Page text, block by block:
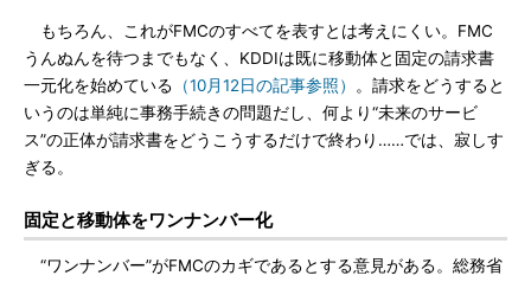
もちろん、これがFMCのすべてを表すとは考えにくい。FMC
うんぬんを待つまでもなく、KDDIは既に移動体と固定の請求書
一元化を始めている （10月12日の記事参照）
。請求をどうすると
いうのは単純に事務手続きの問題だし、何より“未来のサービ
ス”の正体が請求書をどうこうするだけで終わり……では、寂しす
ぎる。
固定と移動体をワンナンバー化
“ワンナンバー”がFMCのカギであるとする意見がある。総務省